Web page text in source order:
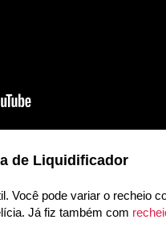
de Liquidificador
Você pode variar o recheio
Já fiz também com